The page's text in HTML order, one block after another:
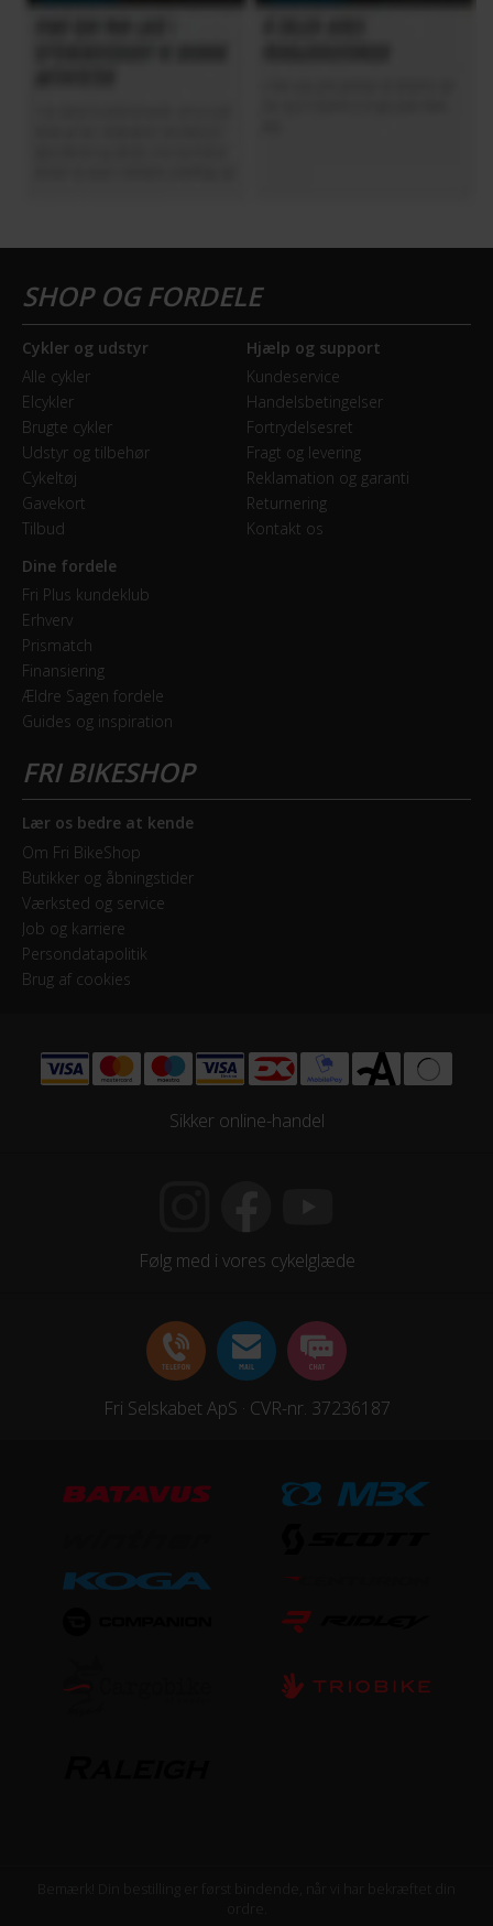
Cykler og udstyr
Alle cykler
Elcykler
Brugte cykler
Udstyr og tilbehør
Cykeltøj
Gavekort
Tilbud
Hjælp og support
Kundeservice
Handelsbetingelser
Fortrydelsesret
Fragt og levering
Reklamation og garanti
Returnering
Kontakt os
Dine fordele
Fri Plus kundeklub
Erhverv
Prismatch
Finansiering
Ældre Sagen fordele
Guides og inspiration
Lær os bedre at kende
Om Fri BikeShop
Butikker og åbningstider
Værksted og service
Job og karriere
Persondatapolitik
Brug af cookies
Sikker online-handel
Følg med i vores cykelglæde
Fri Selskabet ApS · CVR-nr. 37236187